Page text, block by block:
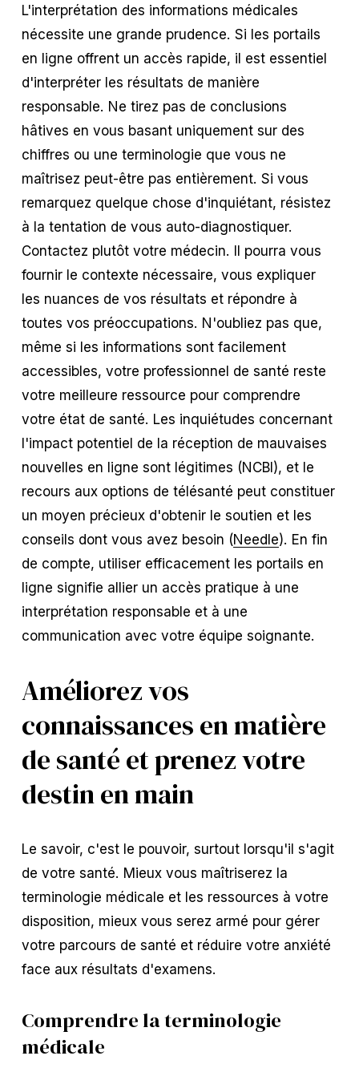
L'interprétation des informations médicales
nécessite une grande prudence. Si les portails
en ligne offrent un accès rapide, il est essentiel
d'interpréter les résultats de manière
responsable. Ne tirez pas de conclusions
hâtives en vous basant uniquement sur des
chiffres ou une terminologie que vous ne
maîtrisez peut-être pas entièrement. Si vous
remarquez quelque chose d'inquiétant, résistez
à la tentation de vous auto-diagnostiquer.
Contactez plutôt votre médecin. Il pourra vous
fournir le contexte nécessaire, vous expliquer
les nuances de vos résultats et répondre à
toutes vos préoccupations. N'oubliez pas que,
même si les informations sont facilement
accessibles, votre professionnel de santé reste
votre meilleure ressource pour comprendre
votre état de santé. Les inquiétudes concernant
l'impact potentiel de la réception de mauvaises
nouvelles en ligne sont légitimes (NCBI), et le
recours aux options de télésanté peut constituer
un moyen précieux d'obtenir le soutien et les
conseils dont vous avez besoin (Needle). En fin
de compte, utiliser efficacement les portails en
ligne signifie allier un accès pratique à une
interprétation responsable et à une
communication avec votre équipe soignante.
Améliorez vos
connaissances en matière
de santé et prenez votre
destin en main
Le savoir, c'est le pouvoir, surtout lorsqu'il s'agit
de votre santé. Mieux vous maîtriserez la
terminologie médicale et les ressources à votre
disposition, mieux vous serez armé pour gérer
votre parcours de santé et réduire votre anxiété
face aux résultats d'examens.
Comprendre la terminologie
médicale